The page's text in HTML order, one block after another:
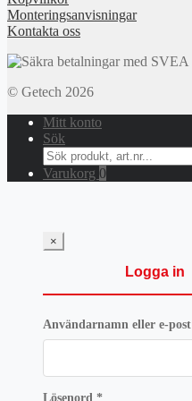
Monteringsanvisningar
Kontakta oss
© Getech 2026
Mitt konto
Sök
Search
for:
Varukorg 0
×
Logga in
Användarnamn eller e-post
Lösenord *Obligatoriskt